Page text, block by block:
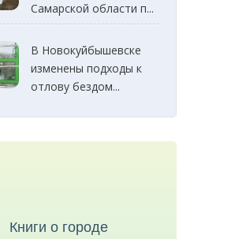
Самарской области п...
В Новокуйбышевске
изменены подходы к
отлову бездом...
Книги о городе